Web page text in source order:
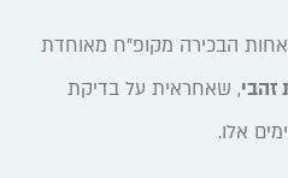
הבכירה מקופ"ח מאוחדת
זהבי, שאחראית על בדיקת
אלו.